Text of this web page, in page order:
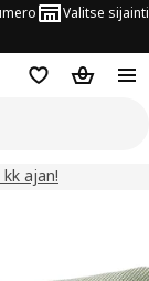
Valitse sijainti
Kirjaudu sisään
Suosikit
ajan!